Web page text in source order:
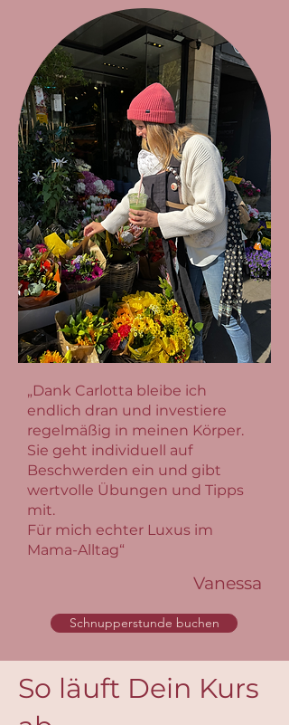
„Dank Carlotta bleibe ich
endlich dran und investiere
regelmäßig in meinen Körper.
Sie geht individuell auf
Beschwerden ein und gibt
wertvolle Übungen und Tipps
mit.
Für mich echter Luxus im
Mama-Alltag“
Vanessa
Schnupperstunde buchen
So läuft Dein Kurs